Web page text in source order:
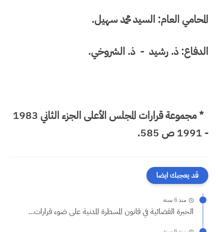
المحامي العام: السيد محمد سهيل.
الدفاع: ذ. رشيد - ذ. الشروخي.
* مجموعة قرارات المجلس الأعلى الجزء الثاني 1983
- 1991 ص 585.
قد يعجبك ايضا
منذ 6 سنة
الخبرة القضائية في قانون المسطرة المدنية على ضوء قرارات...